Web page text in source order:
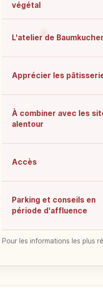
végétal
L'atelier de
Apprécier les
À combiner avec les
alentour
Accès
Parking et conseils en
période d'affluence
Pour les informations les plus